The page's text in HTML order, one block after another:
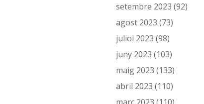
setembre 2023 (92)
agost 2023 (73)
juliol 2023 (98)
juny 2023 (103)
maig 2023 (133)
abril 2023 (110)